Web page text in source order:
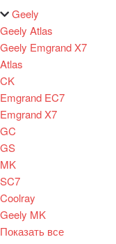
Geely
Geely Atlas
Geely Emgrand X7
Atlas
CK
Emgrand EC7
Emgrand X7
GC
GS
MK
SC7
Coolray
Geely MK
Показать все